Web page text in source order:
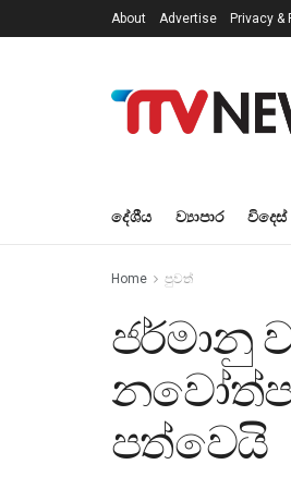
About Advertise Privacy &
දේශීය ව්‍යාපාර විදෙස්
Home පුවත්
ජර්මානු
පත්වෙයි